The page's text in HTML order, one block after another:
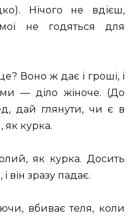
Нічого не вдієш,
не годяться для
Воно ж дає і гроші, і
— діло жіноче. (До
дай глянути, чи є в
як курка.
як курка. Досить
він зразу падає.
вбиває теля, коли